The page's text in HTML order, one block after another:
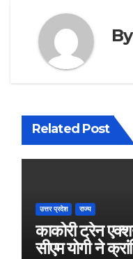
Related Post
उत्तर प्रदेश राज्य
काकोरी ट्रेन
सीएम योगी ने